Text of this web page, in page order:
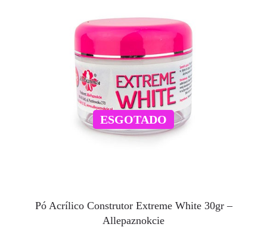
ESGOTADO
Pó Acrílico Construtor Extreme White 30gr –
Allepaznokcie